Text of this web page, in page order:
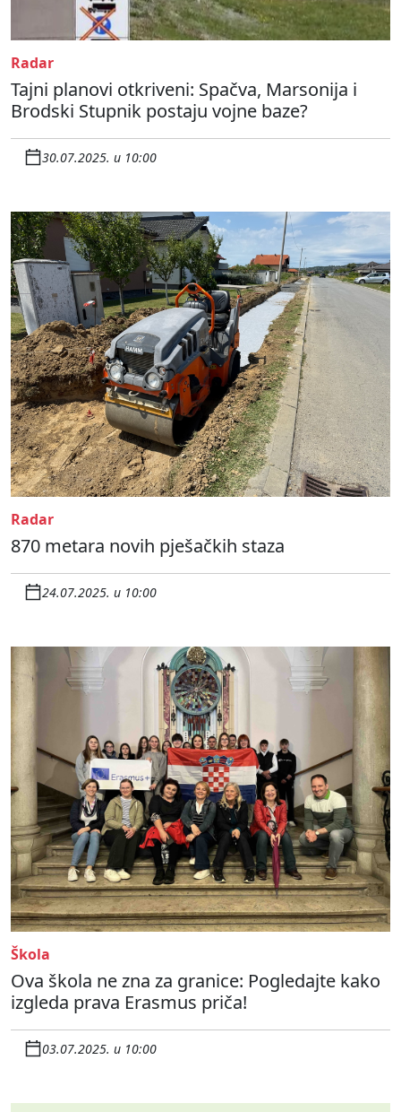
Radar
Tajni planovi otkriveni: Spačva, Marsonija i
Brodski Stupnik postaju vojne baze?
30.07.2025. u 10:00
Radar
870 metara novih pješačkih staza
24.07.2025. u 10:00
Škola
Ova škola ne zna za granice: Pogledajte kako
izgleda prava Erasmus priča!
03.07.2025. u 10:00